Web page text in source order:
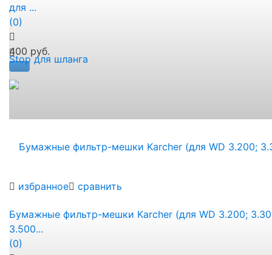
избранное сравнить
для ...
(0)
400 руб.
Бумажные фильтр-мешки Karcher (для WD 3.200;
3.500...
(0)